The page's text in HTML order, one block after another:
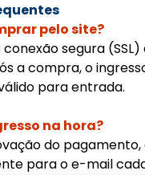
pelo site?
segura
a compra, o
para entrada.
na hora?
do pagamento,
para o e-mail